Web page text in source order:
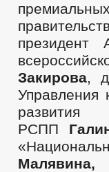
президент
Закирова,
Управления
развития
РСПП
Малявина,